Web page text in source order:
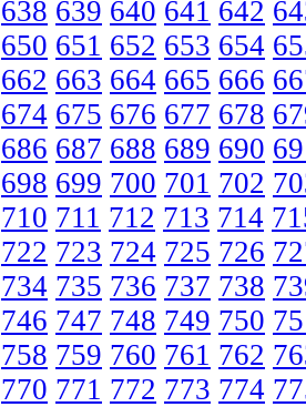
638 639 640 641 642
650 651 652 653 654
662 663 664 665 666
674 675 676 677 678
686 687 688 689 690
698 699 700 701 702
710 711 712 713 714
722 723 724 725 726
734 735 736 737 738
746 747 748 749 750
758 759 760 761 762
770 771 772 773 774